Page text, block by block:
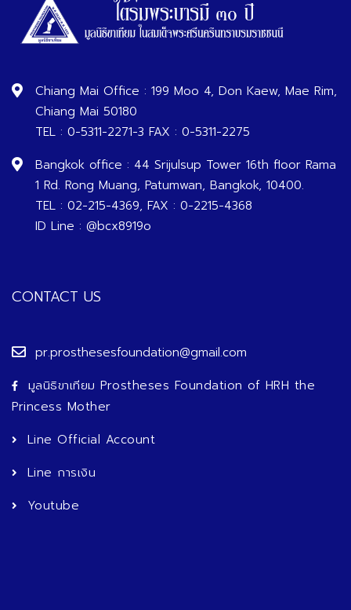
Chiang Mai Office : 199 Moo 4, Don Kaew, Mae Rim,
Chiang Mai 50180
TEL : 0-5311-2271-3 FAX : 0-5311-2275
Bangkok office : 44 Srijulsup Tower 16th floor Rama
1 Rd. Rong Muang, Patumwan, Bangkok, 10400.
TEL : 02-215-4369, FAX : 0-2215-4368
ID Line : @bcx8919o
CONTACT US
pr.prosthesesfoundation@gmail.com
มูลนิธิขาเทียม Prostheses Foundation of HRH the
Princess Mother
Line Official Account
Line การเงิน
Youtube